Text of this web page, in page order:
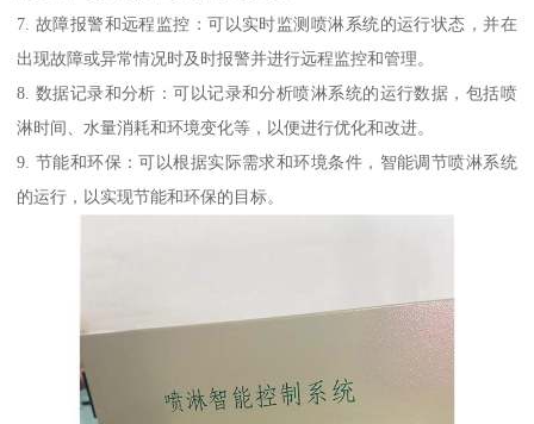
7. 故障报警和远程监控：可以实时监测喷淋系统的运行状态，并在
出现故障或异常情况时及时报警并进行远程监控和管理。
8. 数据记录和分析：可以记录和分析喷淋系统的运行数据，包括喷
淋时间、水量消耗和环境变化等，以便进行优化和改进。
9. 节能和环保：可以根据实际需求和环境条件，智能调节喷淋系统
的运行，以实现节能和环保的目标。